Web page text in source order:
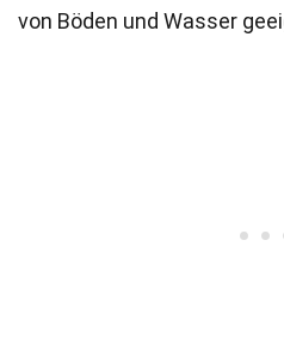
von Böden und Wasser